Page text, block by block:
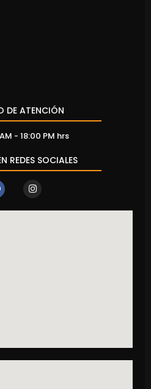
DE ATENCIÓN
- 18:00 PM hrs
REDES SOCIALES